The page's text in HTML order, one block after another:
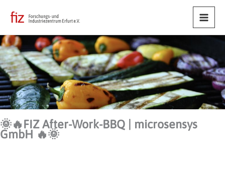
Main
🌞🔥FIZ After-Work-BBQ | microsensys
GmbH 🔥🌞